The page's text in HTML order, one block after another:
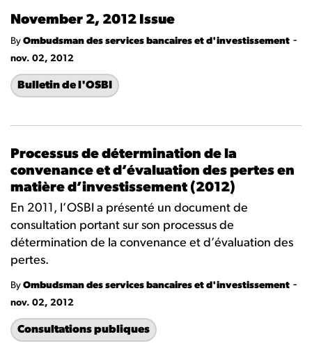
November 2, 2012 Issue
By Ombudsman des services bancaires et d'investissement -
nov. 02, 2012
Bulletin de l'OSBI
Processus de détermination de la
convenance et d’évaluation des pertes en
matière d’investissement (2012)
En 2011, l’OSBI a présenté un document de
consultation portant sur son processus de
détermination de la convenance et d’évaluation des
pertes.
By Ombudsman des services bancaires et d'investissement -
nov. 02, 2012
Consultations publiques